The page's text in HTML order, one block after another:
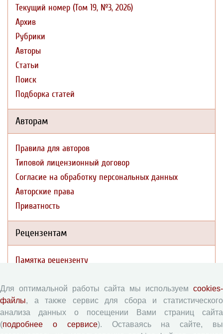
Текущий номер (Том 19, №3, 2026)
Архив
Рубрики
Авторы
Статьи
Поиск
Подборка статей
Авторам
Правила для авторов
Типовой лицензионный договор
Согласие на обработку персональных данных
Авторские права
Приватность
Рецензентам
Памятка рецензенту
Журналы ВолНЦ РАН
Для оптимальной работы сайта мы используем cookies-
файлы, а также сервис для сбора и статистического
анализа данных о посещении Вами страниц сайта
(подробнее о сервисе). Оставаясь на сайте, вы